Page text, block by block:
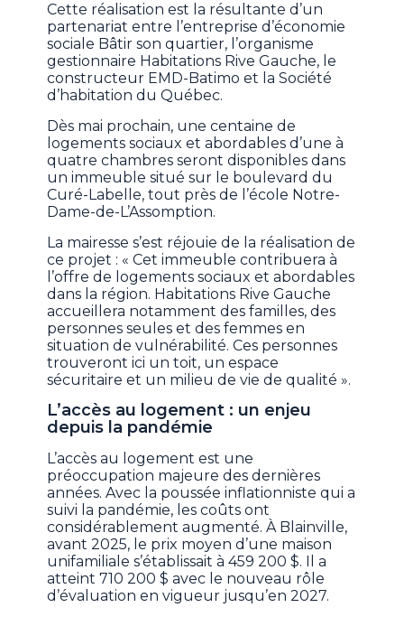
Cette réalisation est la résultante d’un
partenariat entre l’entreprise d’économie
sociale Bâtir son quartier, l’organisme
gestionnaire Habitations Rive Gauche, le
constructeur EMD-Batimo et la Société
d’habitation du Québec.
Dès mai prochain, une centaine de
logements sociaux et abordables d’une à
quatre chambres seront disponibles dans
un immeuble situé sur le boulevard du
Curé-Labelle, tout près de l’école Notre-
Dame-de-L’Assomption.
La mairesse s’est réjouie de la réalisation de
ce projet : « Cet immeuble contribuera à
l’offre de logements sociaux et abordables
dans la région. Habitations Rive Gauche
accueillera notamment des familles, des
personnes seules et des femmes en
situation de vulnérabilité. Ces personnes
trouveront ici un toit, un espace
sécuritaire et un milieu de vie de qualité ».
L’accès au logement : un enjeu
depuis la pandémie
L’accès au logement est une
préoccupation majeure des dernières
années. Avec la poussée inflationniste qui a
suivi la pandémie, les coûts ont
considérablement augmenté. À Blainville,
avant 2025, le prix moyen d’une maison
unifamiliale s’établissait à 459 200 $. Il a
atteint 710 200 $ avec le nouveau rôle
d’évaluation en vigueur jusqu’en 2027.